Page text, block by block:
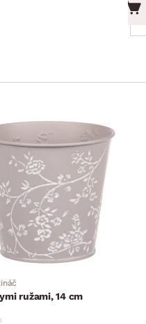
ružami, 14 cm